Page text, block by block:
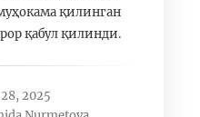
қилинган
қабул қилинди.
2025